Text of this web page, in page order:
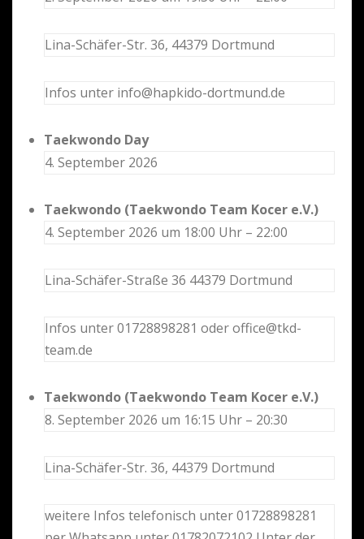
Lina-Schäfer-Str. 36, 44379 Dortmund
Infos unter info@hapkido-dortmund.de
Taekwondo Day
4. September 2026
Taekwondo (Taekwondo Team Kocer e.V.)
4. September 2026 um 18:00 Uhr – 22:00
Lina-Schäfer-Straße 36 44379 Dortmund
Infos unter 01728898281 oder office@tkd-
team.de
Taekwondo (Taekwondo Team Kocer e.V.)
8. September 2026 um 16:15 Uhr – 20:30
Lina-Schäfer-Str. 36, 44379 Dortmund
weitere Infos telefonisch unter 01728898281